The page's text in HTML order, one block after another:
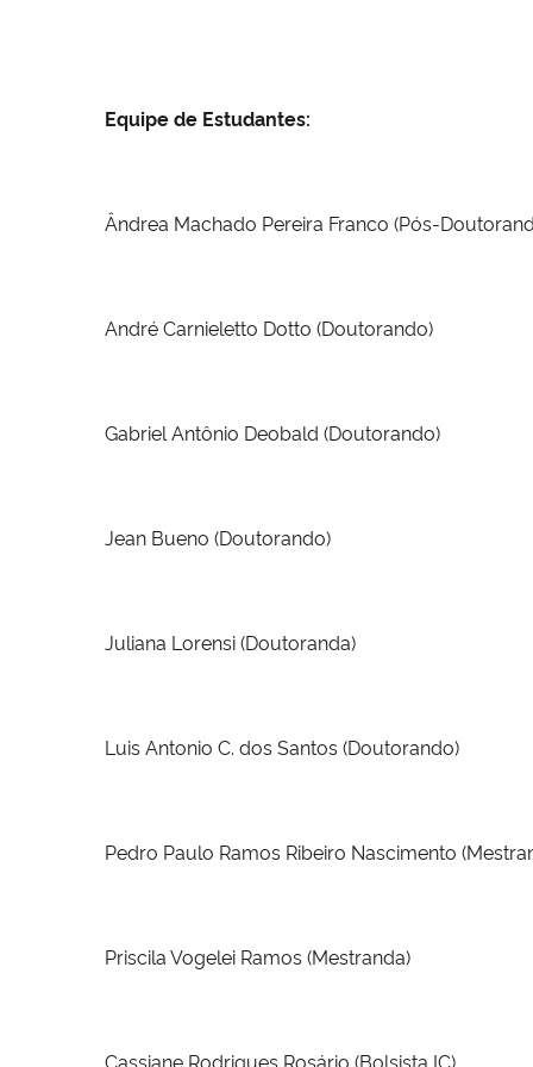
Equipe de Estudantes:
Ândrea Machado Pereira Franco (Pós-
André Carnieletto Dotto (Doutorando)
Gabriel Antônio Deobald (Doutorando)
Jean Bueno (Doutorando)
Juliana Lorensi (Doutoranda)
Luis Antonio C. dos Santos (Doutorando)
Pedro Paulo Ramos Ribeiro Nascimento
Priscila Vogelei Ramos (Mestranda)
Cassiane Rodrigues Rosário (Bolsista IC)